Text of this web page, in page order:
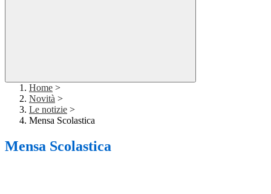
Home >
Novità >
Le notizie >
Mensa Scolastica
Mensa Scolastica